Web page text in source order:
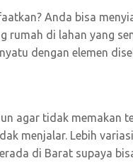
Anda bisa
rumah di lahan yang
dengan elemen
agar tidak memakan
menjalar. Lebih
di Barat supaya